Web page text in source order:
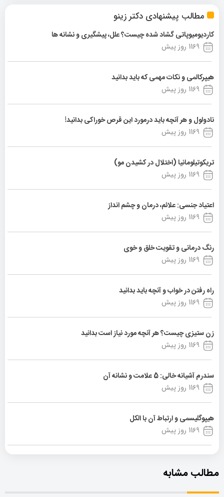
مطالب پیشنهادی دکتر زینو
کاردیومیوپاتی گشاد شده چیست؟ علل، پیشگیری و نشانه ها
1169 روز پیش
هیپرکالمی و نکات مهمی که باید بدانید
1169 روز پیش
نادولول و هر آنچه باید درمورد این قرص خوراکی بدانید!
1169 روز پیش
تریکوتیلومانیا (اختلال در کشیدن مو)
1169 روز پیش
اعتیاد جنسی: علائم، درمان و چشم انداز
1169 روز پیش
رنگ درمانی و تقویت خلق و خوی
1169 روز پیش
راه رفتن در خواب و آنچه باید بدانید
1169 روز پیش
زن ستیزی چیست؟ هر آنچه مورد نیاز است بدانید
1169 روز پیش
سندرم آشیانه خالی: 5 علامت و نشانه آن
1169 روز پیش
هیپوگلیسمی و ارتباط آن با الکل
1169 روز پیش
مطالب مشابه